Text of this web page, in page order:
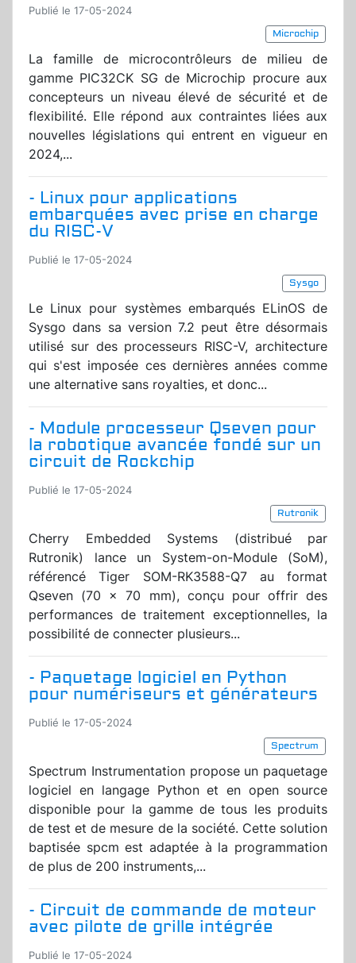
Publié le 17-05-2024
Microchip
La famille de microcontrôleurs de milieu de
gamme PIC32CK SG de Microchip procure aux
concepteurs un niveau élevé de sécurité et de
flexibilité. Elle répond aux contraintes liées aux
nouvelles législations qui entrent en vigueur en
2024,...
- Linux pour applications
embarquées avec prise en charge
du RISC-V
Publié le 17-05-2024
Sysgo
Le Linux pour systèmes embarqués ELinOS de
Sysgo dans sa version 7.2 peut être désormais
utilisé sur des processeurs RISC-V, architecture
qui s'est imposée ces dernières années comme
une alternative sans royalties, et donc...
- Module processeur Qseven pour
la robotique avancée fondé sur un
circuit de Rockchip
Publié le 17-05-2024
Rutronik
Cherry Embedded Systems (distribué par
Rutronik) lance un System-on-Module (SoM),
référencé Tiger SOM-RK3588-Q7 au format
Qseven (70 x 70 mm), conçu pour offrir des
performances de traitement exceptionnelles, la
possibilité de connecter plusieurs...
- Paquetage logiciel en Python
pour numériseurs et générateurs
Publié le 17-05-2024
Spectrum
Spectrum Instrumentation propose un paquetage
logiciel en langage Python et en open source
disponible pour la gamme de tous les produits
de test et de mesure de la société. Cette solution
baptisée spcm est adaptée à la programmation
de plus de 200 instruments,...
- Circuit de commande de moteur
avec pilote de grille intégrée
Publié le 17-05-2024